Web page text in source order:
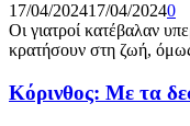
17/04/202417/04/20240
Οι γιατροί κατέβαλαν
κρατήσουν στη ζωή,
Κόρινθος: Με τα